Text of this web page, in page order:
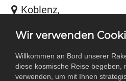
Koblenz,
Starte deine Mission bei
GmbH! 🚀
Wir verwenden
Willkommen an Bord unserer
diese kosmische Reise begeben,
verwenden, um mit Ihnen